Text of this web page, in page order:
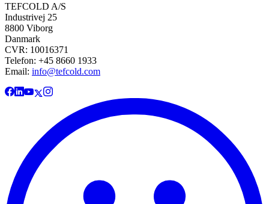
TEFCOLD A/S
Industrivej 25
8800 Viborg
Danmark
CVR: 10016371
Telefon: +45 8660 1933
Email: info@tefcold.com